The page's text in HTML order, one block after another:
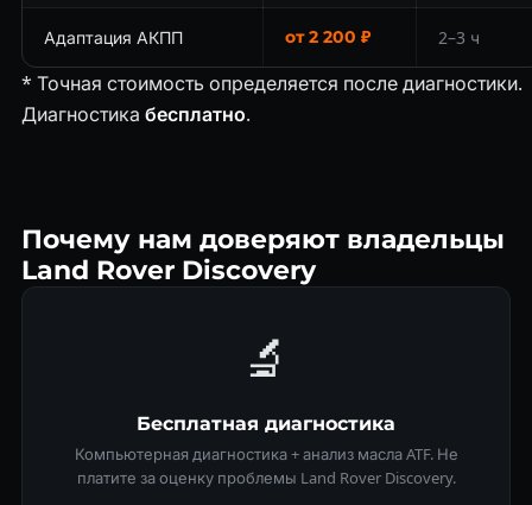
Адаптация АКПП от 2 200 ₽ 2–3 ч
* Точная стоимость определяется после диагностики.
Диагностика бесплатно.
Почему нам доверяют владельцы
Land Rover Discovery
🔬
Бесплатная диагностика
Компьютерная диагностика + анализ масла ATF. Не
платите за оценку проблемы Land Rover Discovery.